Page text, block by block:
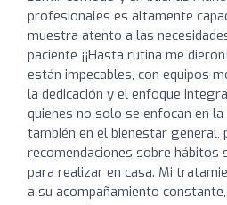
profesionales es altamente
muestra atento a las
paciente ¡¡Hasta rutina me
están impecables, con equipos
la dedicación y el enfoque
quienes no solo se enfocan en
también en el bienestar general,
recomendaciones sobre hábitos
para realizar en casa. Mi
a su acompañamiento